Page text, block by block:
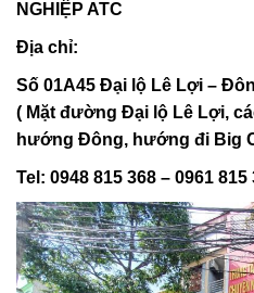
NGHIỆP ATC
Địa chỉ:
Số 01A45 Đại lộ Lê Lợi –
( Mặt đường Đại lộ Lê Lợi,
hướng Đông, hướng đi Big
Tel: 0948 815 368 – 0961 815